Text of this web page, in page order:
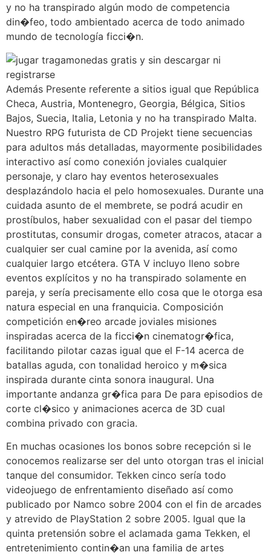
y no ha transpirado algún modo de competencia
din�feo, todo ambientado acerca de todo animado
mundo de tecnología ficci�n.
Además Presente referente a sitios igual que República
Checa, Austria, Montenegro, Georgia, Bélgica, Sitios
Bajos, Suecia, Italia, Letonia y no ha transpirado Malta.
Nuestro RPG futurista de CD Projekt tiene secuencias
para adultos más detalladas, mayormente posibilidades
interactivo así­ como conexión joviales cualquier
personaje, y claro hay eventos heterosexuales
desplazándolo hacia el pelo homosexuales. Durante una
cuidada asunto de el membrete, se podrá acudir en
prostíbulos, haber sexualidad con el pasar del tiempo
prostitutas, consumir drogas, cometer atracos, atacar a
cualquier ser cual camine por la avenida, así­ como
cualquier largo etcétera. GTA V incluyo lleno sobre
eventos explícitos y no ha transpirado solamente en
pareja, y serí­a precisamente ello cosa que le otorga esa
natura especial en una franquicia. Composición
competición en�reo arcade joviales misiones
inspiradas acerca de la ficci�n cinematogr�fica,
facilitando pilotar cazas igual que el F-14 acerca de
batallas aguda, con tonalidad heroico y m�sica
inspirada durante cinta sonora inaugural. Una
importante andanza gr�fica para De para episodios de
corte cl�sico y animaciones acerca de 3D cual
combina privado con gracia.
En muchas ocasiones los bonos sobre recepción si le
conocemos realizarse ser del unto otorgan tras el inicial
tanque del consumidor. Tekken cinco serí­a todo
videojuego de enfrentamiento diseñado así­ como
publicado por Namco sobre 2004 con el fin de arcades
y atrevido de PlayStation 2 sobre 2005. Igual que la
quinta pretensión sobre el aclamada gama Tekken, el
entretenimiento contin�an una familia de artes